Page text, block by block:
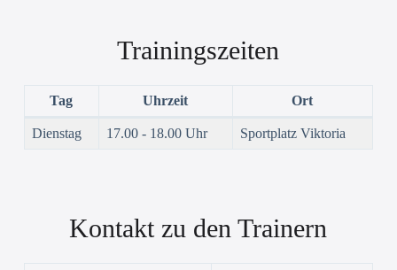
Trainingszeiten
Tag Uhrzeit Ort
Dienstag 17.00 - 18.00 Uhr Sportplatz Viktoria
Kontakt zu den Trainern